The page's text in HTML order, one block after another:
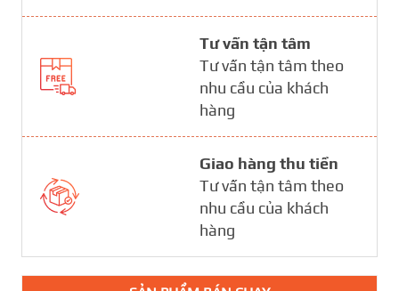
Tư vấn tận tâm
Tư vấn tận tâm theo
nhu cầu của khách
hàng
Giao hàng thu tiền
Tư vấn tận tâm theo
nhu cầu của khách
hàng